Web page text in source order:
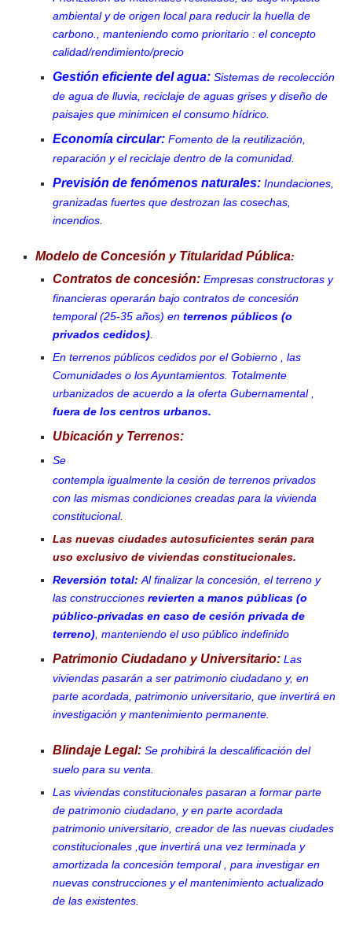
ambiental y de origen local para reducir la huella de
carbono., manteniendo como prioritario : el concepto
calidad/rendimiento/precio
Gestión eficiente del agua: Sistemas de recolección
de agua de lluvia, reciclaje de aguas grises y diseño de
paisajes que minimicen el consumo hídrico.
Economía circular: Fomento de la reutilización,
reparación y el reciclaje dentro de la comunidad.
Previsión de fenómenos naturales: Inundaciones,
granizadas fuertes que destrozan las cosechas,
incendios.
Modelo de Concesión y Titularidad Pública:
Contratos de concesión: Empresas constructoras y
financieras operarán bajo contratos de concesión
temporal (25-35 años) en terrenos públicos (o
privados cedidos).
En terrenos públicos cedidos por el Gobierno , las
Comunidades o los Ayuntamientos. Totalmente
urbanizados de acuerdo a la oferta Gubernamental ,
fuera de los centros urbanos.
Ubicación y Terrenos:
Se
contempla igualmente la cesión de terrenos privados
con las mismas condiciones creadas para la vivienda
constitucional.
Las nuevas ciudades autosuficientes serán para
uso exclusivo de viviendas constitucionales.
Reversión total: Al finalizar la concesión, el terreno y
las construcciones revierten a manos públicas (o
público-privadas en caso de cesión privada de
terreno), manteniendo el uso público indefinido
Patrimonio Ciudadano y Universitario: Las
viviendas pasarán a ser patrimonio ciudadano y, en
parte acordada, patrimonio universitario, que invertirá en
investigación y mantenimiento permanente.
Blindaje Legal: Se prohibirá la descalificación del
suelo para su venta.
Las viviendas constitucionales pasaran a formar parte
de patrimonio ciudadano, y en parte acordada
patrimonio universitario, creador de las nuevas ciudades
constitucionales ,que invertirá una vez terminada y
amortizada la concesión temporal , para investigar en
nuevas construcciones y el mantenimiento actualizado
de las existentes.